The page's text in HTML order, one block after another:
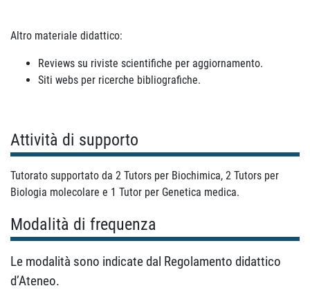
Altro materiale didattico:
Reviews su riviste scientifiche per aggiornamento.
Siti webs per ricerche bibliografiche.
Attività di supporto
Tutorato supportato da 2 Tutors per Biochimica, 2 Tutors per
Biologia molecolare e 1 Tutor per Genetica medica.
Modalità di frequenza
Le modalità sono indicate dal Regolamento didattico
d’Ateneo.